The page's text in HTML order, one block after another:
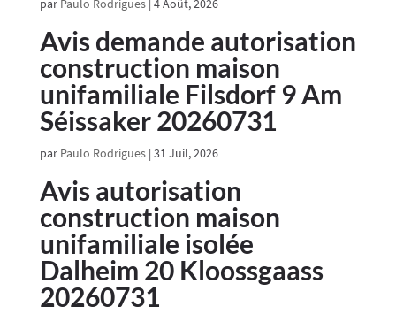
par Paulo Rodrigues| 4 Août, 2026
Avis demande autorisation
construction maison
unifamiliale Filsdorf 9 Am
Séissaker 20260731
par Paulo Rodrigues| 31 Juil, 2026
Avis autorisation
construction maison
unifamiliale isolée
Dalheim 20 Kloossgaass
20260731